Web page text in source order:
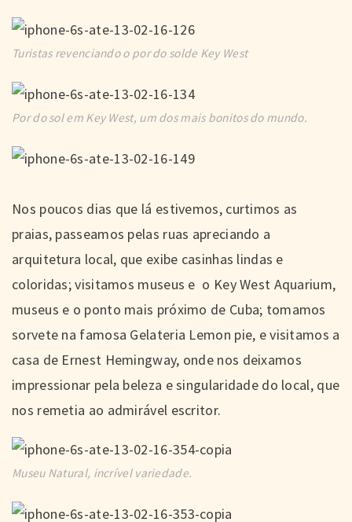
Turistas revenciando o por do solde Key West
Por do sol em Key West, um dos mais bonitos do mundo.
Nos poucos dias que lá estivemos, curtimos as
praias, passeamos pelas ruas apreciando a
arquitetura local, que exibe casinhas lindas e
coloridas; visitamos museus e o Key West Aquarium,
museus e o ponto mais próximo de Cuba; tomamos
sorvete na famosa Gelateria Lemon pie, e visitamos a
casa de Ernest Hemingway, onde nos deixamos
impressionar pela beleza e singularidade do local, que
nos remetia ao admirável escritor.
Museu Natural, incrível variedade.